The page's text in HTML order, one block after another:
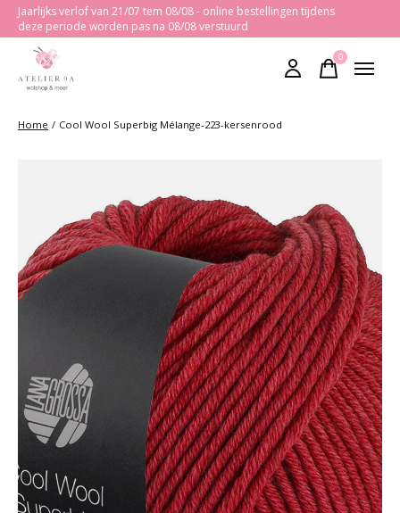
Jaarlijks verlof van 21/07 tem 08/08 - online bestellingen tijdens
deze periode worden pas na 08/08 verstuurd
0items
Home / Cool Wool Superbig Mélange-223-kersenrood